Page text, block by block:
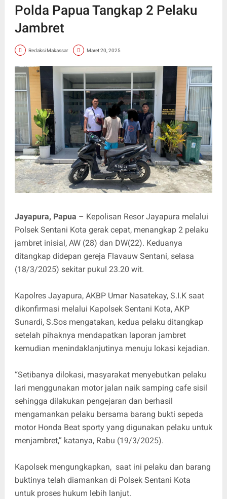
Polda Papua Tangkap 2 Pelaku
Jambret
Redaksi Makassar Maret 20, 2025
Jayapura, Papua – Kepolisan Resor Jayapura melalui
Polsek Sentani Kota gerak cepat, menangkap 2 pelaku
jambret inisial, AW (28) dan DW(22). Keduanya
ditangkap didepan gereja Flavauw Sentani, selasa
(18/3/2025) sekitar pukul 23.20 wit.
Kapolres Jayapura, AKBP Umar Nasatekay, S.I.K saat
dikonfirmasi melalui Kapolsek Sentani Kota, AKP
Sunardi, S.Sos mengatakan, kedua pelaku ditangkap
setelah pihaknya mendapatkan laporan jambret
kemudian menindaklanjutinya menuju lokasi kejadian.
“Setibanya dilokasi, masyarakat menyebutkan pelaku
lari menggunakan motor jalan naik samping cafe sisil
sehingga dilakukan pengejaran dan berhasil
mengamankan pelaku bersama barang bukti sepeda
motor Honda Beat sporty yang digunakan pelaku untuk
menjambret,” katanya, Rabu (19/3/2025).
Kapolsek mengungkapkan, saat ini pelaku dan barang
buktinya telah diamankan di Polsek Sentani Kota
untuk proses hukum lebih lanjut.